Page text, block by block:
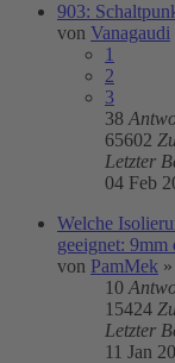
903:
von Vanagaudi
1
2
3
38
65602
Letzter
04 Feb
Welche
geeignet: 9mm
von PamMek »
10
15424
Letzter
11 Jan